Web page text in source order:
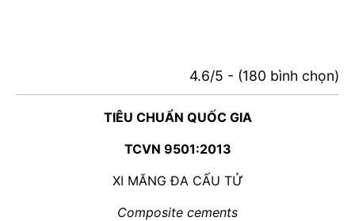
4.6/5 - (180 bình chọn)
TIÊU CHUẨN QUỐC GIA
TCVN 9501:2013
XI MĂNG ĐA CẤU TỬ
Composite cements